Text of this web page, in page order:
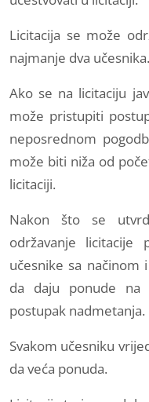
Licitacija se može
najmanje dva učesnika.
Ako se na licitaciju
može pristupiti
neposrednom
može biti niža od
licitaciji.
Nakon što se
održavanje licitacije
učesnike sa načinom
da daju ponude na
postupak nadmetanja.
Svakom učesniku
da veća ponuda.